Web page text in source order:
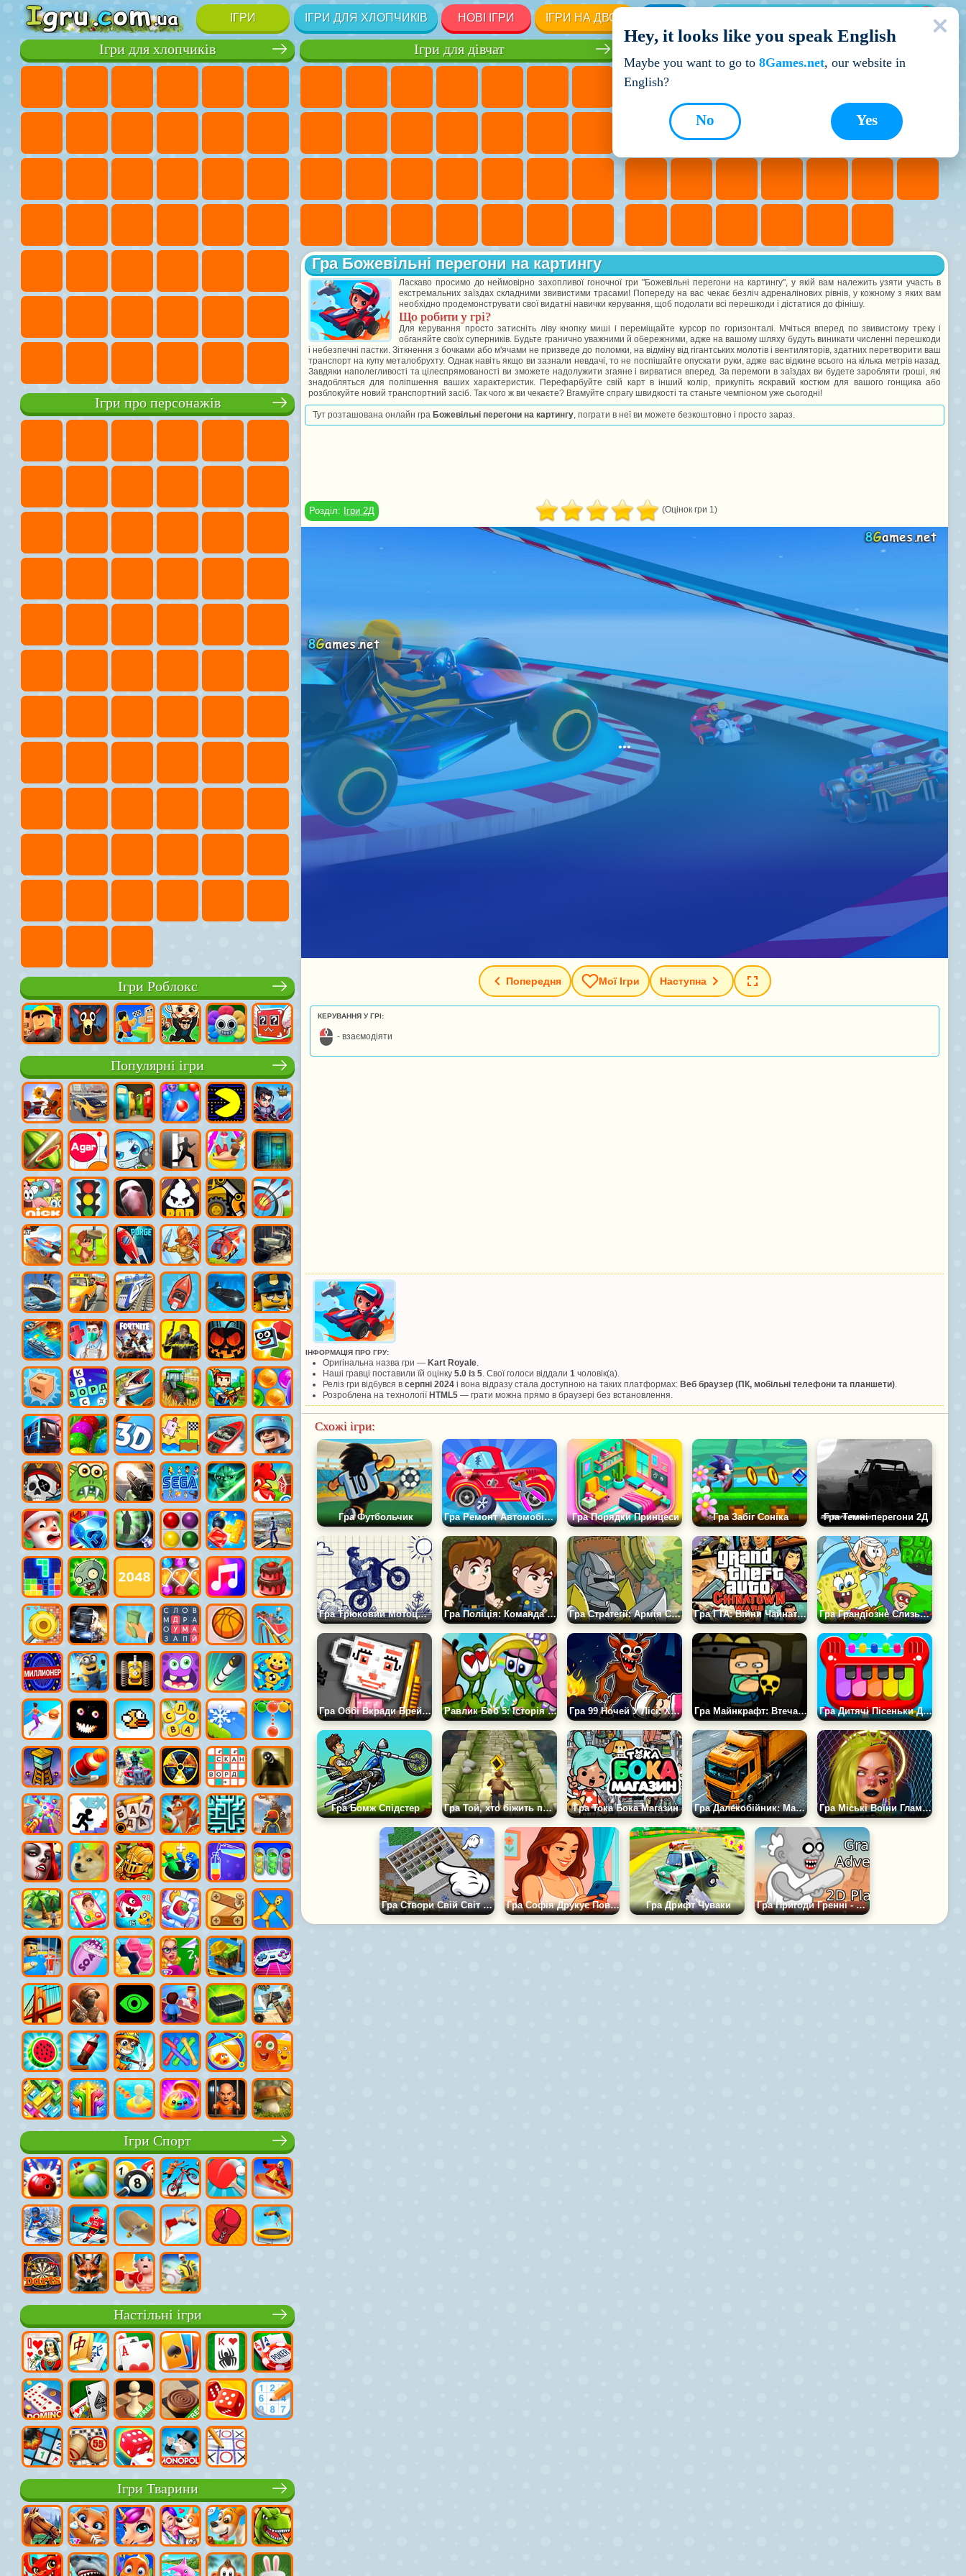
ІГРИ ІГРИ ДЛЯ ХЛОПЧИКІВ НОВІ ІГРИ ІГРИ НА ДВОХ
Кращі ігри
Ігри для дівчат
Ігри для хлопчиків
Ігри про персонажів
Ігри Роблокс
Популярні ігри
Ігри Спорт
Настільні ігри
Ігри Тварини
Гра Божевільні перегони на картингу
Ласкаво просимо до неймовірно захопливої гоночної гри "Божевільні перегони на картингу", у якій вам належить узяти участь в
екстремальних заїздах складними звивистими трасами! Попереду на вас чекає безліч адреналінових рівнів, у кожному з яких вам
необхідно продемонструвати свої видатні навички керування, щоб подолати всі перешкоди і дістатися до фінішу.
Що робити у грі?
Для керування просто затисніть ліву кнопку миші і переміщайте курсор по горизонталі. Мчіться вперед по звивистому треку і
обганяйте своїх суперників. Будьте гранично уважними й обережними, адже на вашому шляху будуть виникати численні перешкоди
і небезпечні пастки. Зіткнення з бочками або м'ячами не призведе до поломки, на відміну від гігантських молотів і вентиляторів, здатних перетворити ваш
транспорт на купу металобрухту. Однак навіть якщо ви зазнали невдачі, то не поспішайте опускати руки, адже вас відкине всього на кілька метрів назад.
Завдяки наполегливості та цілеспрямованості ви зможете надолужити згаяне і вирватися вперед. За перемоги в заїздах ви будете заробляти гроші, які
знадобляться для поліпшення ваших характеристик. Перефарбуйте свій карт в інший колір, прикупіть яскравий костюм для вашого гонщика або
розблокуйте новий транспортний засіб. Так чого ж ви чекаєте? Вгамуйте спрагу швидкості та станьте чемпіоном уже сьогодні!
Тут розташована онлайн гра Божевільні перегони на картингу, пограти в неї ви можете безкоштовно і просто зараз.
Розділ: Ігри 2Д (Оцінок гри 1)
Попередня Мої Ігри Наступна
КЕРУВАННЯ У ГРІ:
- взаємодіяти
ІНФОРМАЦІЯ ПРО ГРУ:
Оригінальна назва гри — Kart Royale
Наші гравці поставили їй оцінку 5.0 із 5 . Свої голоси віддали 1 чоловік(а).
Реліз гри відбувся в серпні 2024 і вона відразу стала доступною на таких платформах: Веб браузер (ПК, мобільні телефони та планшети)
Розроблена на технологіїHTML5 — грати можна прямо в браузері без встановлення.
Схожі ігри:
Гра Футбольчик Гра Ремонт Автомобіля Дуду Механік Гра Порядки Принцеси Гра Забіг Соніка Гра Темні перегони 2Д
Гра Трюковий Мотоцикл 2D: Паперові Перегони Гра Поліція: Команда порятунку Гра Стратегії: Армія Століть Гра ГТА: Війни Чайнатауна Гра Грандіозне Слизьке Ралі
Гра Оббі Вкради Брейнрот Плейграунд Равлик Боб 5: Історія Кохання Гра 99 Ночей У Лісі: Хоррор Страшилка Оригінал Гра Майнкрафт: Втеча Стіва Гра Дитячі Пісеньки Для Піаніно
Гра Бомж Спідстер Гра Той, хто біжить по гробницях Гра Тока Бока Магазин Гра Далекобійник: Майстер Паркування Гра Міські Воїни Гламуру
Гра Створи Свій Світ Майна 2D Гра Софія Друкує Повідомлення Гра Дрифт Чуваки Гра Пригоди Гренні - 2D-Платформер
Hey, it looks like you speak English
Maybe you want to go to 8Games.net, our website in
English?
Yes
No